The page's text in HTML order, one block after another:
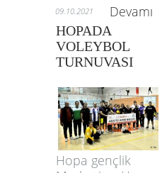
09.10.2021 Devamı
HOPADA
VOLEYBOL
TURNUVASI
Hopa gençlik